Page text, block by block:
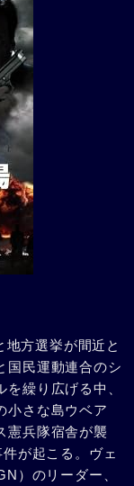
方選挙が間近と
国民運動連合のシ
繰り広げる中、
小さな島ウベア
憲兵隊宿舎が襲
が起こる。ヴェ
）のリーダー、